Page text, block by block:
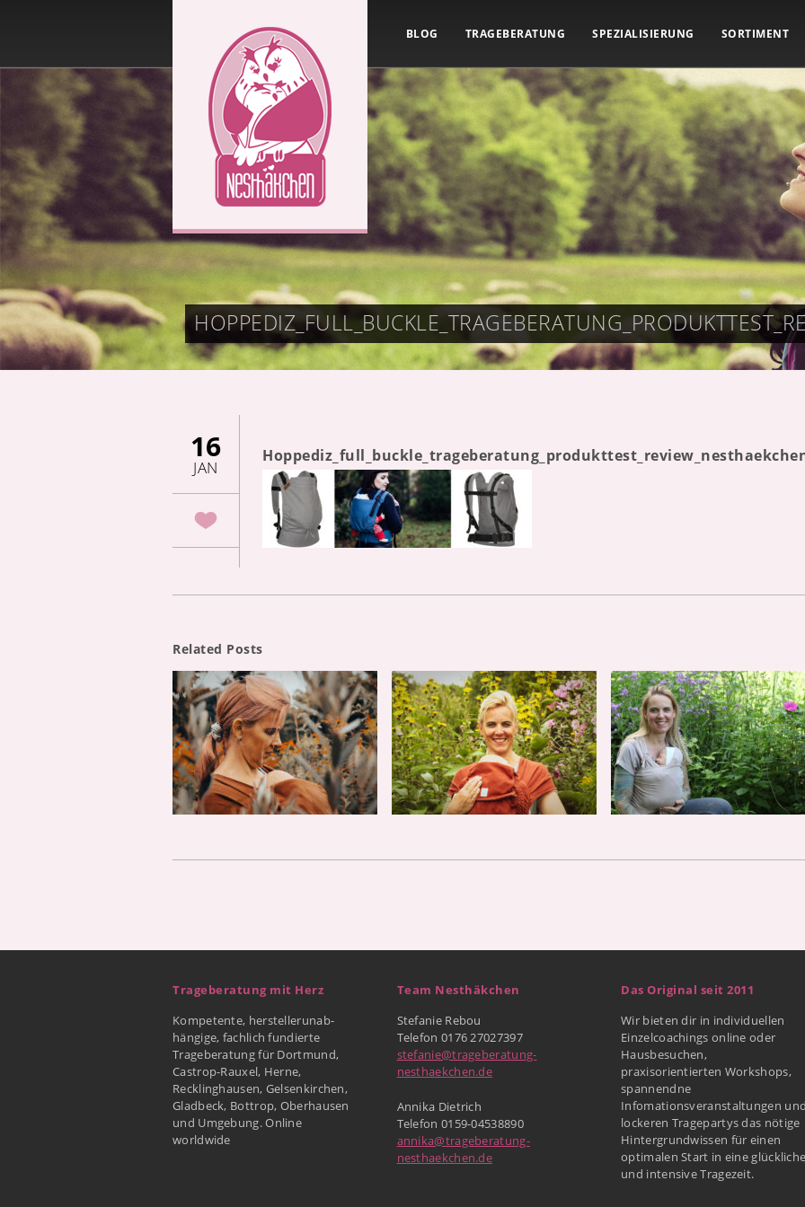
BLOG TRAGEBERATUNG SPEZIALISIERUNG SORTIMENT
16
JAN
Related Posts
Trageberatung mit Herz
Kompetente, herstellerunab-
hängige, fachlich fundierte
Trageberatung für Dortmund,
Castrop-Rauxel, Herne,
Recklinghausen, Gelsenkirchen,
Gladbeck, Bottrop, Oberhausen
und Umgebung. Online
worldwide
Team Nesthäkchen
Stefanie Rebou
Telefon 0176 27027397
stefanie@trageberatung-
nesthaekchen.de
Annika Dietrich
Telefon 0159-04538890
annika@trageberatung-
nesthaekchen.de
Das Original seit 2011
Wir bieten dir in individuellen
Einzelcoachings online oder
Hausbesuchen,
praxisorientierten Workshops,
spannendne
Infomationsveranstaltungen
lockeren Tragepartys das nötige
Hintergrundwissen für einen
optimalen Start in eine
und intensive Tragezeit.